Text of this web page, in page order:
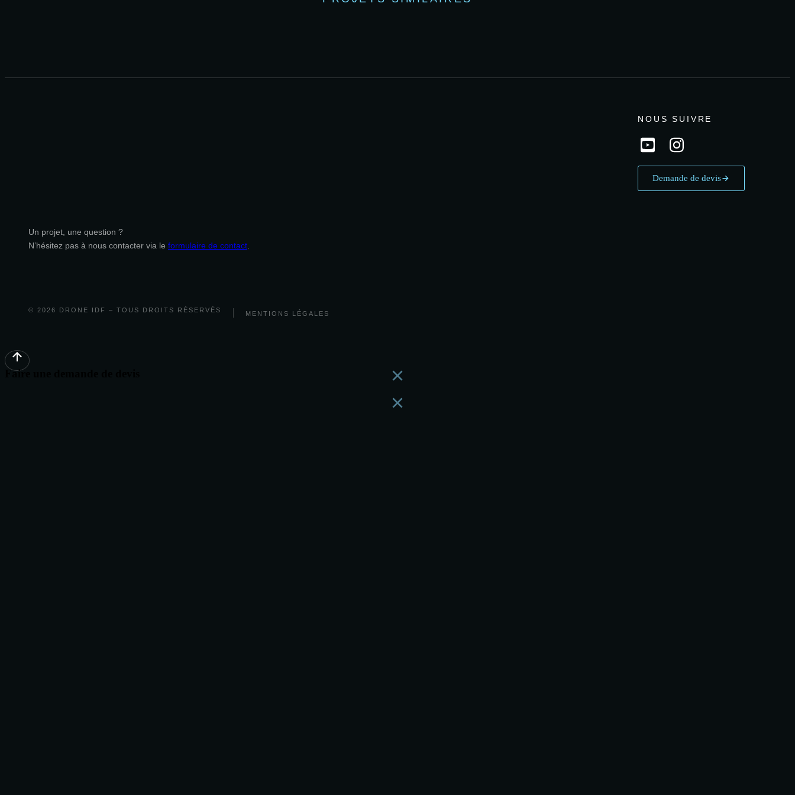
Un projet, une question ?
N’hésitez pas à nous contacter via le formulaire de contact.
NOUS SUIVRE
Demande de devis
© 2026 DRONE IDF – TOUS DROITS RÉSERVÉS MENTIONS LÉGALES
Faire une demande de devis